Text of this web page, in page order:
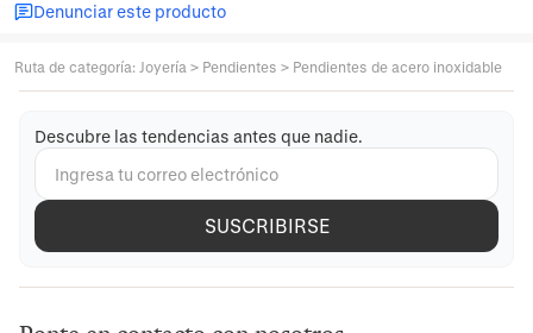
Denunciar este producto
Ruta de categoría: Joyería > Pendientes > Pendientes de acero inoxidable
Descubre las tendencias antes que nadie.
SUSCRIBIRSE